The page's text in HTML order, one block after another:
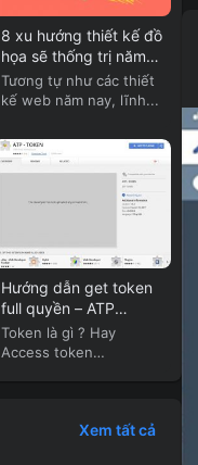
8 xu hướng thiết kế đồ
họa sẽ thống trị năm
2017
Tương tự như các thiết
kế web năm nay, lĩnh...
Hướng dẫn get token
full quyền – ATP
TOKEN
Token là gì ? Hay
Access token
Xem tất cả